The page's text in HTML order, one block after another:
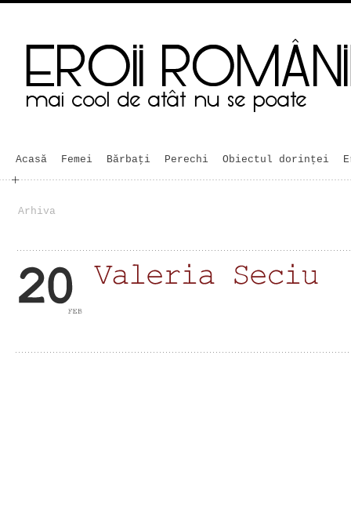
Acasă Femei Bărbaţi Perechi Obiectul dorinței
Arhiva